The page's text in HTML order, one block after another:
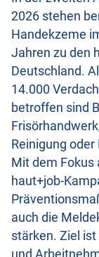
2026 stehen
Handekzeme
Jahren zu den
Deutschland.
14.000
betroffen sind
Reinigung
Mit dem Fokus
haut+job-
auch die
stärken. Ziel